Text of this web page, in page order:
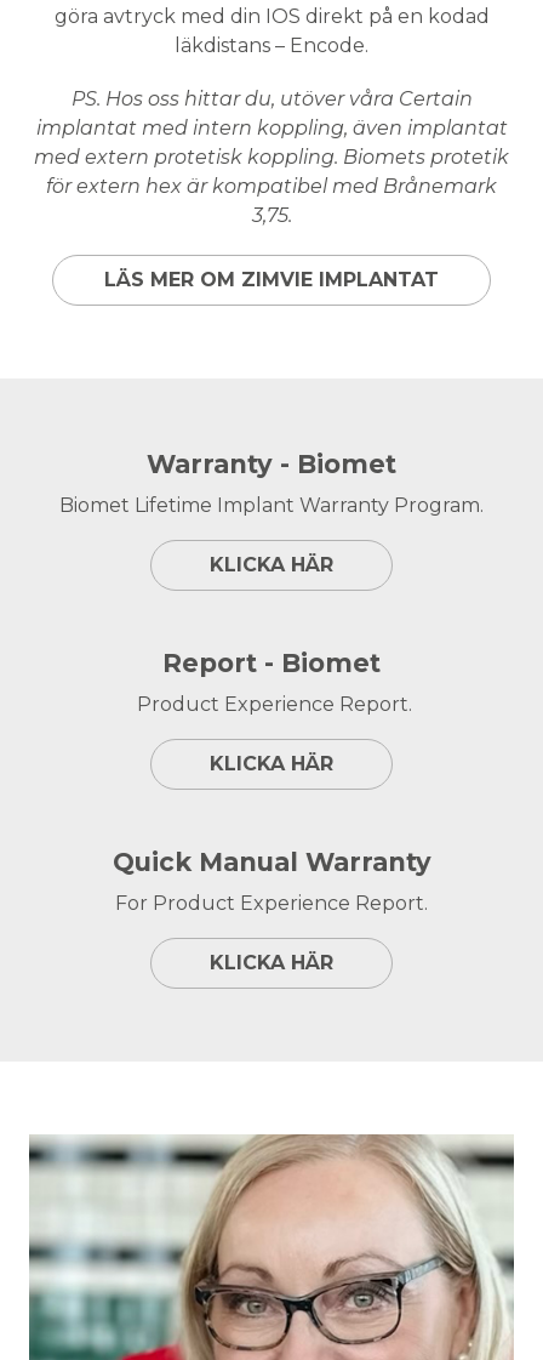
göra avtryck med din IOS direkt på en kodad
läkdistans – Encode.
PS. Hos oss hittar du, utöver våra Certain
implantat med intern koppling, även implantat
med extern protetisk koppling. Biomets protetik
för extern hex är kompatibel med Brånemark
3,75.
LÄS MER OM ZIMVIE IMPLANTAT
Warranty - Biomet
Biomet Lifetime Implant Warranty Program.
KLICKA HÄR
Report - Biomet
Product Experience Report.
KLICKA HÄR
Quick Manual Warranty
For Product Experience Report.
KLICKA HÄR